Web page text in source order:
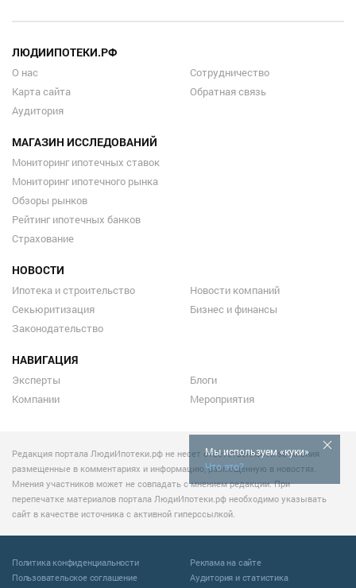
Мы используем «куки»
Что это?
ЛЮДИИПОТЕКИ.РФ
О нас
Карта сайта
Аудитория
Сотрудничество
Обратная связь
МАГАЗИН ИССЛЕДОВАНИЙ
Мониторинг ипотечных ставок
Мониторинг ипотечного рынка
Обзоры рынков
Рейтинг ипотечных банков
Страхование
НОВОСТИ
Ипотека и строительство
Секьюритизация
Законодательство
Новости компаний
Бизнес и финансы
НАВИГАЦИЯ
Эксперты
Компании
Блоги
Мероприятия
Редакция портала ЛюдиИпотеки.рф не несет ответственности за мнения
размещенные в комментариях и информацию, размещенную в новостях.
Мнения участников может не совпадать с мнением редакции. При
перепечатке материалов портала ЛюдиИпотеки.рф необходимо указывать
сайт в качестве источника с активной гиперссылкой.
Политика конфиденциальности
Пользовательское соглашение
Реклама на сайте
Аудитория и статистика